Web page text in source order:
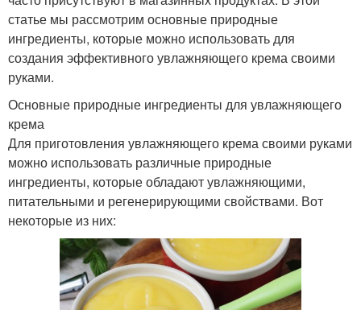
статье мы рассмотрим основные природные
ингредиенты, которые можно использовать для
создания эффективного увлажняющего крема своими
руками.
Основные природные ингредиенты для увлажняющего
крема
Для приготовления увлажняющего крема своими руками
можно использовать различные природные
ингредиенты, которые обладают увлажняющими,
питательными и регенерирующими свойствами. Вот
некоторые из них: